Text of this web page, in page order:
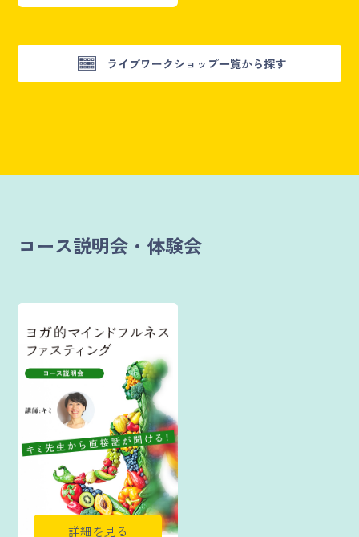
ライブワークショップ一覧から探す
コース説明会・体験会
詳細を見る